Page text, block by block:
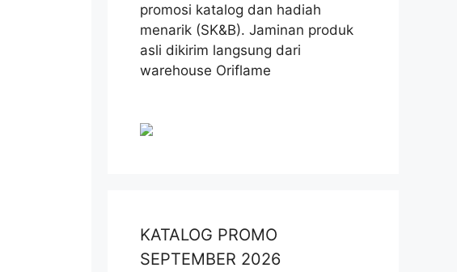
promosi katalog dan hadiah
menarik (SK&B). Jaminan produk
asli dikirim langsung dari
warehouse Oriflame
KATALOG PROMO
SEPTEMBER 2026